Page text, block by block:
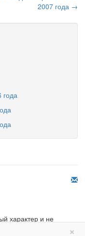
2007 года →
года
характер и не
×